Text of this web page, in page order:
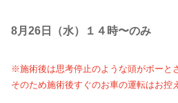
8月26日（水）１４時〜のみ
※施術後は思考停止のような頭がボーと
そのため施術後すぐのお車の運転はお控